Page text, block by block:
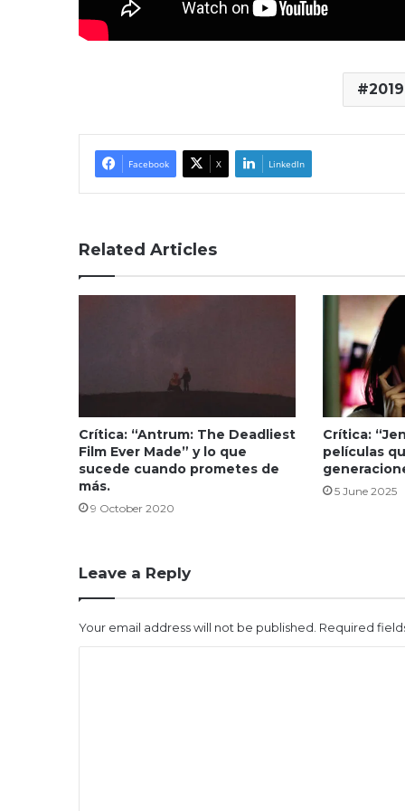
2019
Facebook X LinkedIn
Related Articles
Crítica: “Antrum: The Deadliest
Film Ever Made” y lo que
sucede cuando prometes de
más.
9 October 2020
Crítica:
películas
5 June 2025
Leave a Reply
Your email address will not be published. Required